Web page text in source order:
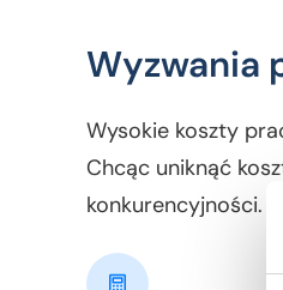
Wyzwania
Wysokie koszty
Chcąc uniknąć
konkurencyjności.